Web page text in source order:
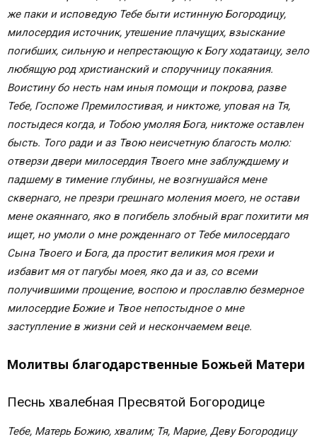
же паки и исповедую Тебе быти истинную Богородицу,
милосердия источник, утешение плачущих, взыскание
погибших, сильную и непрестающую к Богу ходатаицу, зело
любящую род христианский и споручницу покаяния.
Воистину бо несть нам иныя помощи и покрова, разве
Тебе, Госпоже Премилостивая, и никтоже, уповая на Тя,
постыдеся когда, и Тобою умоляя Бога, никтоже оставлен
бысть. Того ради и аз Твою неисчетную благость молю:
отверзи двери милосердия Твоего мне заблуждшему и
падшему в тимение глубины, не возгнушайся мене
сквернаго, не презри грешнаго моления моего, не остави
мене окаяннаго, яко в погибель злобный враг похитити мя
ищет, но умоли о мне рожденнаго от Тебе милосердаго
Сына Твоего и Бога, да простит великия моя грехи и
избавит мя от пагубы моея, яко да и аз, со всеми
получившими прощение, воспою и прославлю безмерное
милосердие Божие и Твое непостыдное о мне
заступление в жизни сей и нескончаемем веце.
Молитвы благодарственные Божьей Матери
Песнь хвалебная Пресвятой Богородице
Тебе, Матерь Божию, хвалим; Тя, Марие, Деву Богородицу